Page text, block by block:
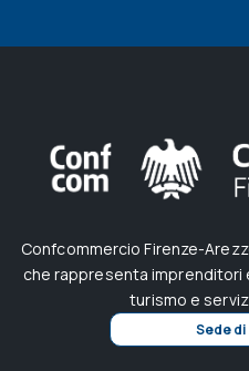
Confcommercio Firenze-
che rappresenta
turismo e
Sede